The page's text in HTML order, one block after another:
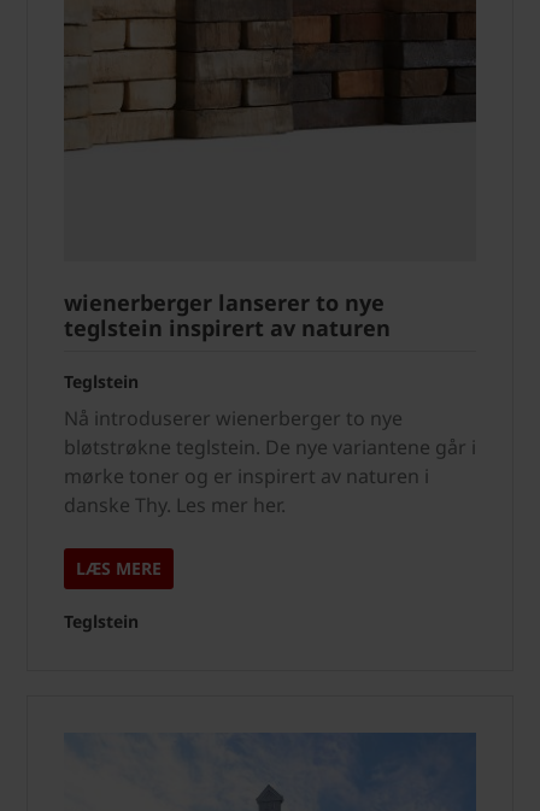
wienerberger lanserer to nye
teglstein inspirert av naturen
Teglstein
Nå introduserer wienerberger to nye
bløtstrøkne teglstein. De nye variantene går i
mørke toner og er inspirert av naturen i
danske Thy. Les mer her.
LÆS MERE
Teglstein